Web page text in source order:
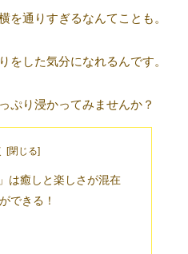
を通りすぎるなんてことも。
をした気分になれるんです。
ぷり浸かってみませんか？
は癒しと楽しさが混在
できる！